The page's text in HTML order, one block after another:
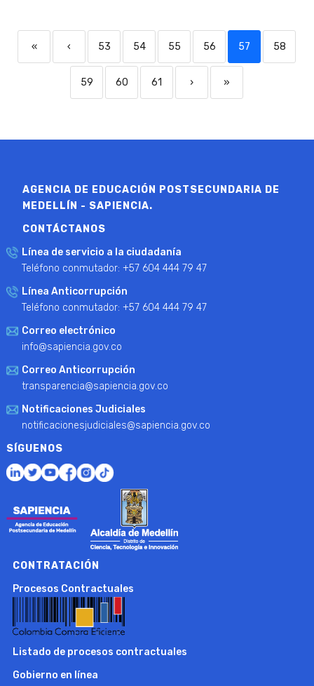
« ‹ 53 54 55 56 57 58
59 60 61 › »
AGENCIA DE EDUCACIÓN POSTSECUNDARIA DE
MEDELLÍN - SAPIENCIA.
CONTÁCTANOS
Línea de servicio a la ciudadanía
Teléfono conmutador: +57 604 444 79 47
Línea Anticorrupción
Teléfono conmutador: +57 604 444 79 47
Correo electrónico
info@sapiencia.gov.co
Correo Anticorrupción
transparencia@sapiencia.gov.co
Notificaciones Judiciales
notificacionesjudiciales@sapiencia.gov.co
SÍGUENOS
CONTRATACIÓN
Procesos Contractuales
Listado de procesos contractuales
Gobierno en línea